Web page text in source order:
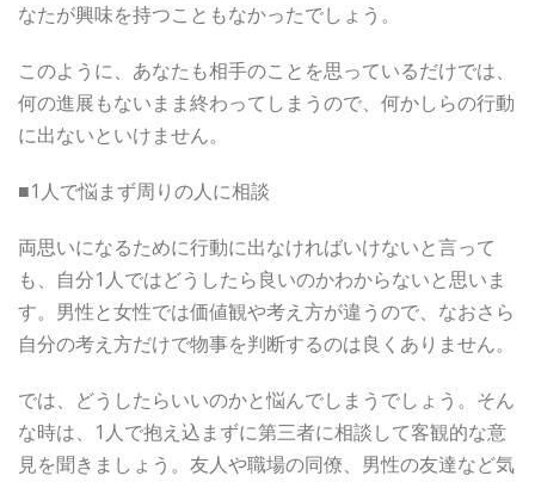
なたが興味を持つこともなかったでしょう。
このように、あなたも相手のことを思っているだけでは、
何の進展もないまま終わってしまうので、何かしらの行動
に出ないといけません。
■1人で悩まず周りの人に相談
両思いになるために行動に出なければいけないと言って
も、自分1人ではどうしたら良いのかわからないと思いま
す。男性と女性では価値観や考え方が違うので、なおさら
自分の考え方だけで物事を判断するのは良くありません。
では、どうしたらいいのかと悩んでしまうでしょう。そん
な時は、1人で抱え込まずに第三者に相談して客観的な意
見を聞きましょう。友人や職場の同僚、男性の友達など気